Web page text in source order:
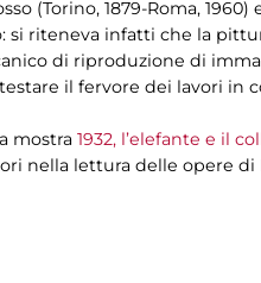
(Torino, 1879-Roma, 1960)
si riteneva infatti che la
di riproduzione di
il fervore dei lavori in
mostra 1932, l’elefante e il
nella lettura delle opere